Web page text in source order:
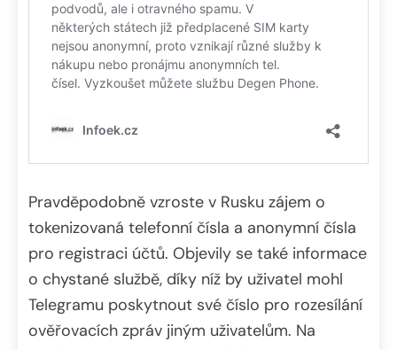
Pravděpodobně vzroste v Rusku zájem o
tokenizovaná telefonní čísla a anonymní čísla
pro registraci účtů. Objevily se také informace
o chystané službě, díky níž by uživatel mohl
Telegramu poskytnout své číslo pro rozesílání
ověřovacích zpráv jiným uživatelům. Na